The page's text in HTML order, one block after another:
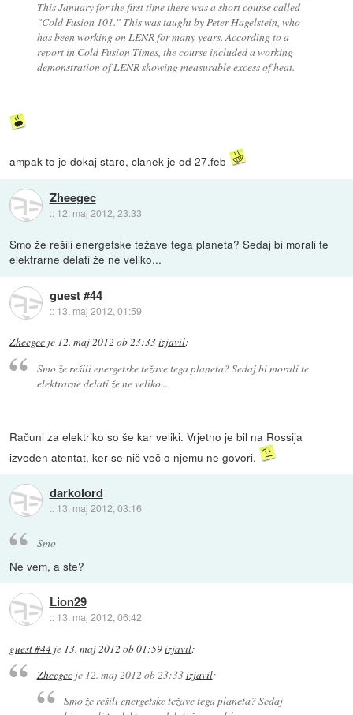
This January for the first time there was a short course called
"Cold Fusion 101." This was taught by Peter Hagelstein, who
has been working on LENR for many years. According to a
report in Cold Fusion Times, the course included a working
demonstration of LENR showing measurable excess of heat.
ampak to je dokaj staro, clanek je od 27.feb
Zheegec
:: 12. maj 2012, 23:33
Smo že rešili energetske težave tega planeta? Sedaj bi morali te
elektrarne delati že ne veliko...
guest #44
:: 13. maj 2012, 01:59
Zheegec je 12. maj 2012 ob 23:33izjavil:
Smo že rešili energetske težave tega planeta? Sedaj bi morali te
elektrarne delati že ne veliko...
Računi za elektriko so še kar veliki. Vrjetno je bil na Rossija
izveden atentat, ker se nič več o njemu ne govori.
darkolord
:: 13. maj 2012, 03:16
Smo
Ne vem, a ste?
Lion29
:: 13. maj 2012, 06:42
guest #44 je 13. maj 2012 ob 01:59izjavil:
Zheegecje 12. maj 2012 ob 23:33izjavil:
Smo že rešili energetske težave tega planeta? Sedaj